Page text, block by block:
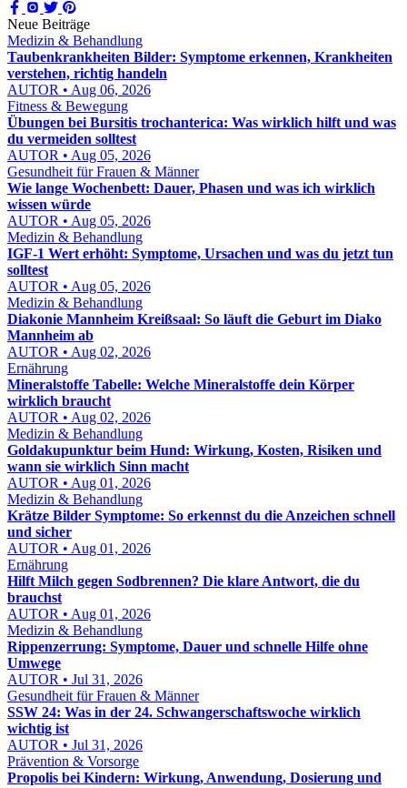
Neue Beiträge
Medizin & Behandlung
Taubenkrankheiten Bilder: Symptome erkennen, Krankheiten
verstehen, richtig handeln
AUTOR • Aug 06, 2026
Fitness & Bewegung
Übungen bei Bursitis trochanterica: Was wirklich hilft und was
du vermeiden solltest
AUTOR • Aug 05, 2026
Gesundheit für Frauen & Männer
Wie lange Wochenbett: Dauer, Phasen und was ich wirklich
wissen würde
AUTOR • Aug 05, 2026
Medizin & Behandlung
IGF-1 Wert erhöht: Symptome, Ursachen und was du jetzt tun
solltest
AUTOR • Aug 05, 2026
Medizin & Behandlung
Diakonie Mannheim Kreißsaal: So läuft die Geburt im Diako
Mannheim ab
AUTOR • Aug 02, 2026
Ernährung
Mineralstoffe Tabelle: Welche Mineralstoffe dein Körper
wirklich braucht
AUTOR • Aug 02, 2026
Medizin & Behandlung
Goldakupunktur beim Hund: Wirkung, Kosten, Risiken und
wann sie wirklich Sinn macht
AUTOR • Aug 01, 2026
Medizin & Behandlung
Krätze Bilder Symptome: So erkennst du die Anzeichen schnell
und sicher
AUTOR • Aug 01, 2026
Ernährung
Hilft Milch gegen Sodbrennen? Die klare Antwort, die du
brauchst
AUTOR • Aug 01, 2026
Medizin & Behandlung
Rippenzerrung: Symptome, Dauer und schnelle Hilfe ohne
Umwege
AUTOR • Jul 31, 2026
Gesundheit für Frauen & Männer
SSW 24: Was in der 24. Schwangerschaftswoche wirklich
wichtig ist
AUTOR • Jul 31, 2026
Prävention & Vorsorge
Propolis bei Kindern: Wirkung, Anwendung, Dosierung und